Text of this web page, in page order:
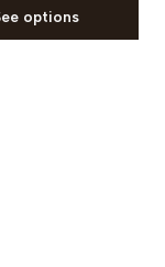
options